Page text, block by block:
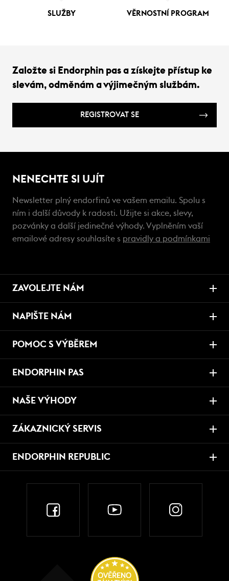
SLUŽBY VĚRNOSTNÍ PROGRAM
Založte si Endorphin pas a získejte přístup ke
slevám, odměnám a výjimečným službám.
REGISTROVAT SE
NENECHTE SI UJÍT
Newsletter plný endorfinů ve vašem emailu. Spolu s
ním i další důvody k radosti. Užijte si akce, slevy,
pozvánky a další jedinečné výhody. Vyplněním vaší
emailové adresy souhlasíte s pravidly a podmínkami
ZAVOLEJTE NÁM
NAPIŠTE NÁM
POMOC S VÝBĚREM
ENDORPHIN PAS
NAŠE VÝHODY
ZÁKAZNICKÝ SERVIS
ENDORPHIN REPUBLIC